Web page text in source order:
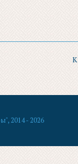
К
2014 - 2026